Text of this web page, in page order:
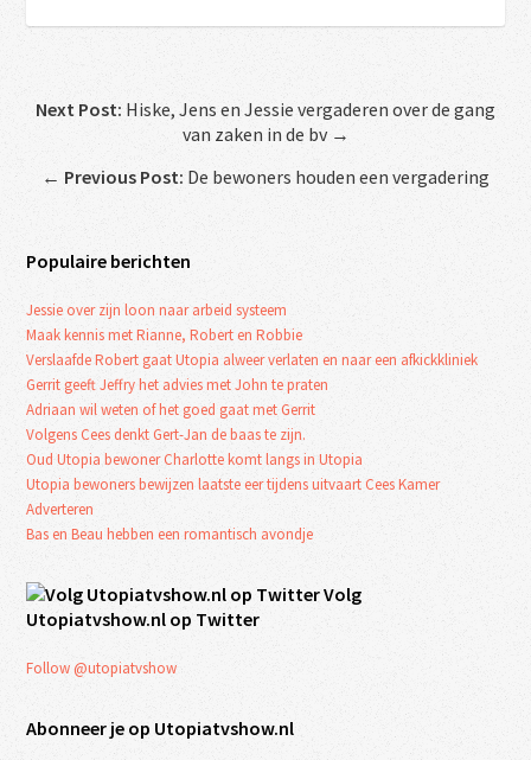
Next Post: Hiske, Jens en Jessie vergaderen over de gang
van zaken in de bv →
← Previous Post: De bewoners houden een vergadering
Populaire berichten
Jessie over zijn loon naar arbeid systeem
Maak kennis met Rianne, Robert en Robbie
Verslaafde Robert gaat Utopia alweer verlaten en naar een afkickkliniek
Gerrit geeft Jeffry het advies met John te praten
Adriaan wil weten of het goed gaat met Gerrit
Volgens Cees denkt Gert-Jan de baas te zijn.
Oud Utopia bewoner Charlotte komt langs in Utopia
Utopia bewoners bewijzen laatste eer tijdens uitvaart Cees Kamer
Adverteren
Bas en Beau hebben een romantisch avondje
Volg
Utopiatvshow.nl op Twitter
Follow @utopiatvshow
Abonneer je op Utopiatvshow.nl